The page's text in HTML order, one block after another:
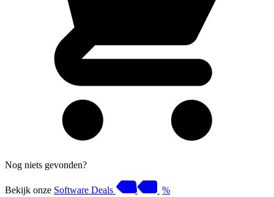
Nog niets gevonden?
Bekijk onze Software Deals %